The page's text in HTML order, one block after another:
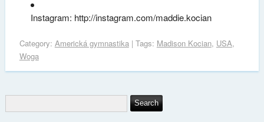
Instagram: http://instagram.com/maddie.kocian
Category: Americká gymnastika| Tags: Madison Kocian, USA,
Woga